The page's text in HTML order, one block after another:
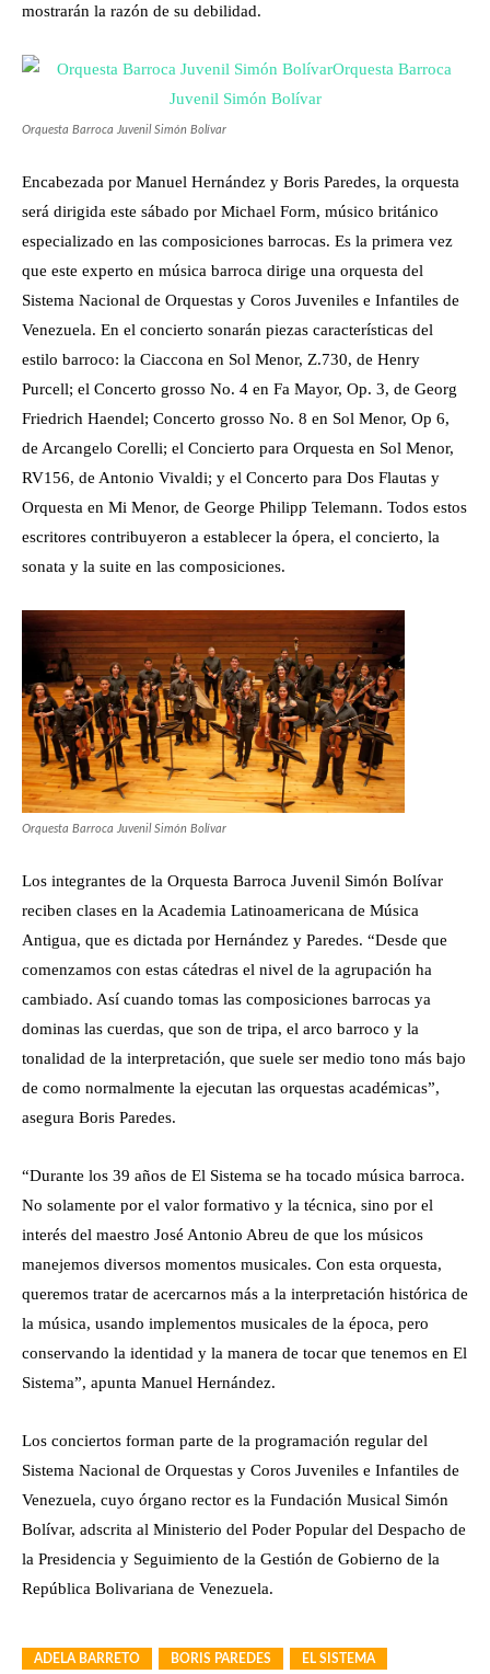
mostrarán la razón de su debilidad.
Orquesta Barroca Juvenil Simón Bolívar
Encabezada por Manuel Hernández y Boris Paredes, la orquesta
será dirigida este sábado por Michael Form, músico británico
especializado en las composiciones barrocas. Es la primera vez
que este experto en música barroca dirige una orquesta del
Sistema Nacional de Orquestas y Coros Juveniles e Infantiles de
Venezuela. En el concierto sonarán piezas características del
estilo barroco: la Ciaccona en Sol Menor, Z.730, de Henry
Purcell; el Concerto grosso No. 4 en Fa Mayor, Op. 3, de Georg
Friedrich Haendel; Concerto grosso No. 8 en Sol Menor, Op 6,
de Arcangelo Corelli; el Concierto para Orquesta en Sol Menor,
RV156, de Antonio Vivaldi; y el Concerto para Dos Flautas y
Orquesta en Mi Menor, de George Philipp Telemann. Todos estos
escritores contribuyeron a establecer la ópera, el concierto, la
sonata y la suite en las composiciones.
Orquesta Barroca Juvenil Simón Bolívar
Los integrantes de la Orquesta Barroca Juvenil Simón Bolívar
reciben clases en la Academia Latinoamericana de Música
Antigua, que es dictada por Hernández y Paredes. “Desde que
comenzamos con estas cátedras el nivel de la agrupación ha
cambiado. Así cuando tomas las composiciones barrocas ya
dominas las cuerdas, que son de tripa, el arco barroco y la
tonalidad de la interpretación, que suele ser medio tono más bajo
de como normalmente la ejecutan las orquestas académicas”,
asegura Boris Paredes.
“Durante los 39 años de El Sistema se ha tocado música barroca.
No solamente por el valor formativo y la técnica, sino por el
interés del maestro José Antonio Abreu de que los músicos
manejemos diversos momentos musicales. Con esta orquesta,
queremos tratar de acercarnos más a la interpretación histórica de
la música, usando implementos musicales de la época, pero
conservando la identidad y la manera de tocar que tenemos en El
Sistema”, apunta Manuel Hernández.
Los conciertos forman parte de la programación regular del
Sistema Nacional de Orquestas y Coros Juveniles e Infantiles de
Venezuela, cuyo órgano rector es la Fundación Musical Simón
Bolívar, adscrita al Ministerio del Poder Popular del Despacho de
la Presidencia y Seguimiento de la Gestión de Gobierno de la
República Bolivariana de Venezuela.
ADELA BARRETO BORIS PAREDES EL SISTEMA